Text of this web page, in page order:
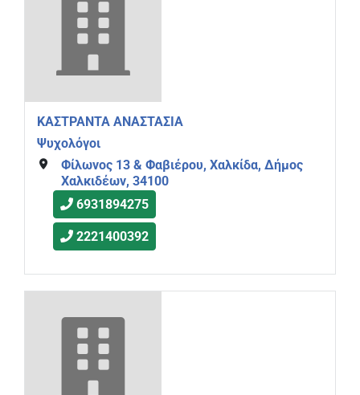
ΚΑΣΤΡΑΝΤΑ ΑΝΑΣΤΑΣΙΑ
Ψυχολόγοι
Φίλωνος 13 & Φαβιέρου, Χαλκίδα, Δήμος
Χαλκιδέων, 34100
6931894275
2221400392